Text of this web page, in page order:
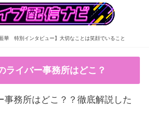
藍華 特別インタビュー】大切なことは笑顔でいること
ライバー事務所はどこ？
事務所はどこ？？徹底解説した